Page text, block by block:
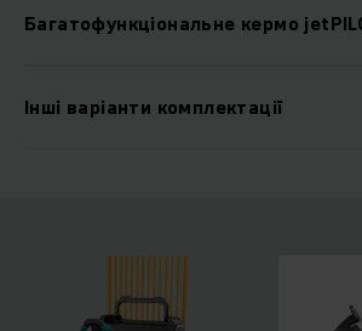
Багатофункціональне кермо
Інші варіанти комплектації